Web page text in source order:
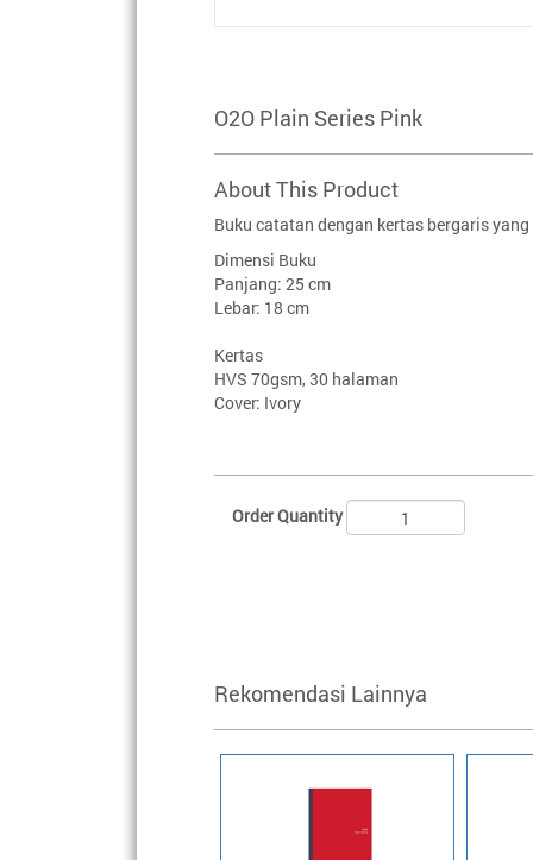
O2O Plain Series Pink
About This Product
Buku catatan dengan kertas bergaris
Dimensi Buku
Panjang: 25 cm
Lebar: 18 cm
Kertas
HVS 70gsm, 30 halaman
Cover: Ivory
Order Quantity
Rekomendasi Lainnya